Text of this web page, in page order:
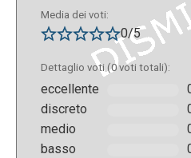
Media dei voti:
0/5
Dettaglio voti (0 voti totali):
eccellente
discreto
medio
basso